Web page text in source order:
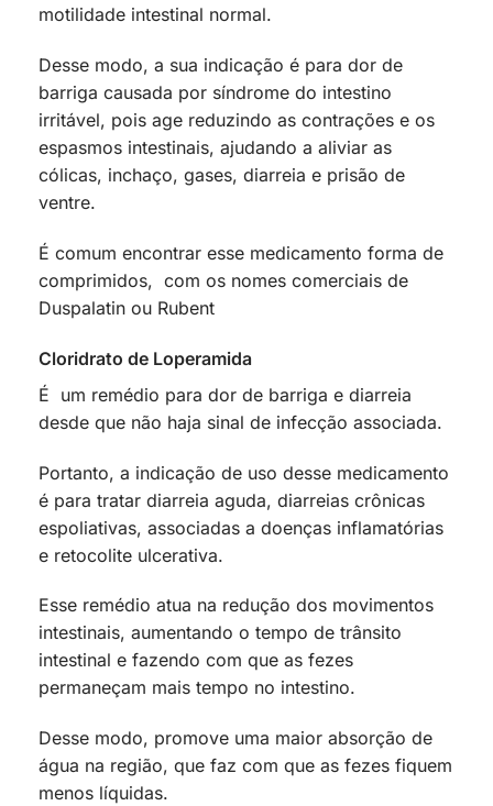
motilidade intestinal normal.
Desse modo, a sua indicação é para dor de
barriga causada por síndrome do intestino
irritável, pois age reduzindo as contrações e os
espasmos intestinais, ajudando a aliviar as
cólicas, inchaço, gases, diarreia e prisão de
ventre.
É comum encontrar esse medicamento forma de
comprimidos, com os nomes comerciais de
Duspalatin ou Rubent
Cloridrato de Loperamida
É um remédio para dor de barriga e diarreia
desde que não haja sinal de infecção associada.
Portanto, a indicação de uso desse medicamento
é para tratar diarreia aguda, diarreias crônicas
espoliativas, associadas a doenças inflamatórias
e retocolite ulcerativa.
Esse remédio atua na redução dos movimentos
intestinais, aumentando o tempo de trânsito
intestinal e fazendo com que as fezes
permaneçam mais tempo no intestino.
Desse modo, promove uma maior absorção de
água na região, que faz com que as fezes fiquem
menos líquidas.